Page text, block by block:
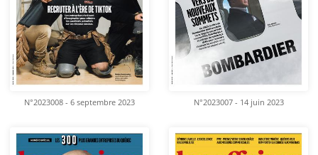
N°2023008 - 6 septembre 2023 N°2023007 - 14 juin 2023